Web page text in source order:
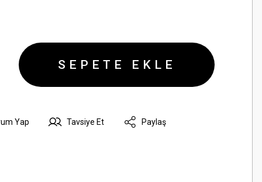
SEPETE EKLE
Yap Tavsiye Et Paylaş